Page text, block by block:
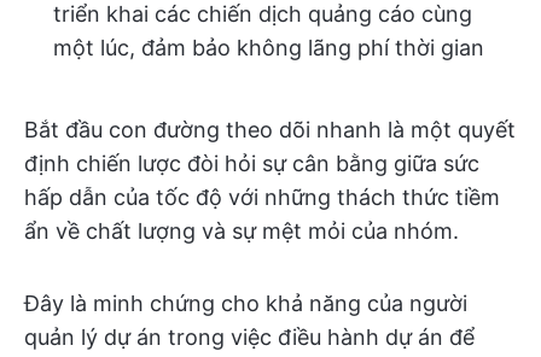
triển khai các chiến dịch quảng cáo cùng
một lúc, đảm bảo không lãng phí thời gian
Bắt đầu con đường theo dõi nhanh là một quyết
định chiến lược đòi hỏi sự cân bằng giữa sức
hấp dẫn của tốc độ với những thách thức tiềm
ẩn về chất lượng và sự mệt mỏi của nhóm.
Đây là minh chứng cho khả năng của người
quản lý dự án trong việc điều hành dự án để